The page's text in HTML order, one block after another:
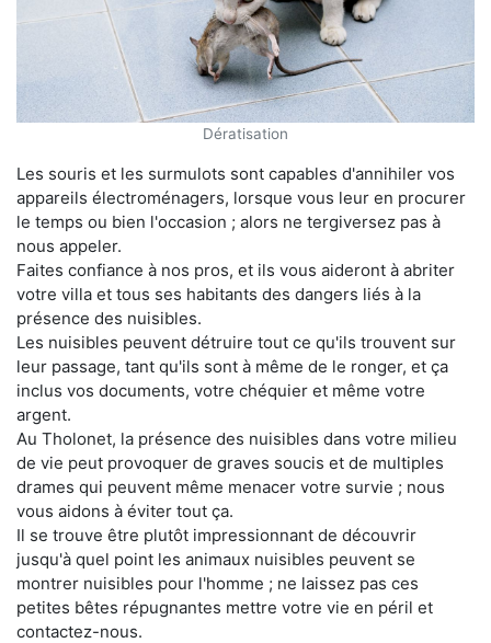
Dératisation
Les souris et les surmulots sont capables d'annihiler vos
appareils électroménagers, lorsque vous leur en procurer
le temps ou bien l'occasion ; alors ne tergiversez pas à
nous appeler.
Faites confiance à nos pros, et ils vous aideront à abriter
votre villa et tous ses habitants des dangers liés à la
présence des nuisibles.
Les nuisibles peuvent détruire tout ce qu'ils trouvent sur
leur passage, tant qu'ils sont à même de le ronger, et ça
inclus vos documents, votre chéquier et même votre
argent.
Au Tholonet, la présence des nuisibles dans votre milieu
de vie peut provoquer de graves soucis et de multiples
drames qui peuvent même menacer votre survie ; nous
vous aidons à éviter tout ça.
Il se trouve être plutôt impressionnant de découvrir
jusqu'à quel point les animaux nuisibles peuvent se
montrer nuisibles pour l'homme ; ne laissez pas ces
petites bêtes répugnantes mettre votre vie en péril et
contactez-nous.